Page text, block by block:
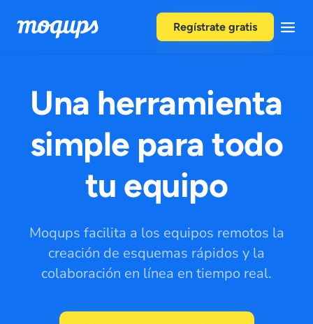
Regístrate gratis
Una herramienta
simple para todo
tu equipo
Moqups facilita a los equipos remotos la
creación de esquemas rápidos y la
colaboración en línea en tiempo real.